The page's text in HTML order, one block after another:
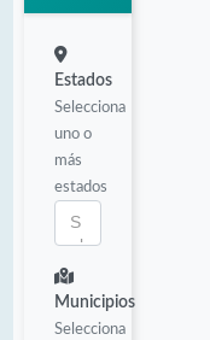
Estados
Selecciona
uno o
más
estados
Municipios
Selecciona